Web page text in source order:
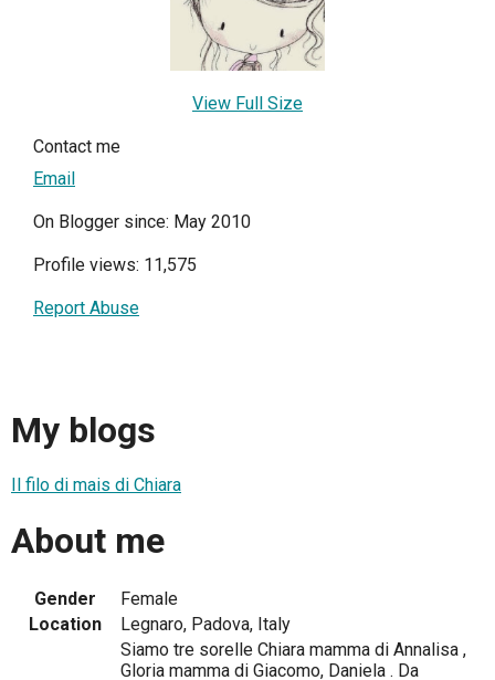
View Full Size
Contact me
Email
On Blogger since: May 2010
Profile views: 11,575
Report Abuse
My blogs
Il filo di mais di Chiara
About me
Gender
Female
Location
Legnaro, Padova, Italy
Siamo tre sorelle Chiara mamma di Annalisa ,
Gloria mamma di Giacomo, Daniela . Da